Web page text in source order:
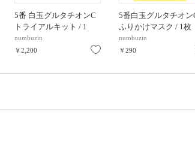
お気に入り
5番 白玉グルタチオンC
トライアルキット / 1
枚、2枚、30ml、10ml、
15ml
numbuzin
￥2,200
お気に入り
5番白玉グルタチオン
ふりかけマスク / 1枚
numbuzin
￥290